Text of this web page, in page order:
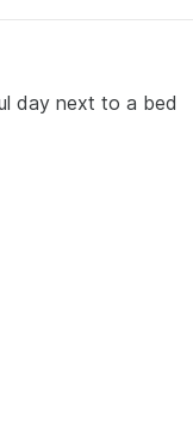
day next to a bed